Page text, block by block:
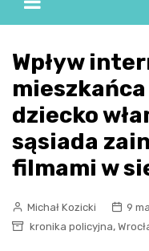
Wpływ
mieszkańca
dziecko
sąsiada
filmami w
Michał Kozicki
9
kronika policyjna,